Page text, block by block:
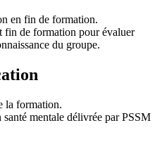
en fin de formation.
fin de formation pour évaluer
du groupe.
la formation.
mentale délivrée par PSSM